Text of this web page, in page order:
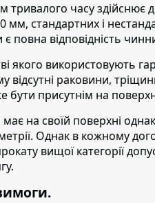
часу здійснює
мм, стандартних і
повна відповідність
якого використовують
раковини,
присутнім на
має на своїй поверхні
Однак в кожному
вищої категорії